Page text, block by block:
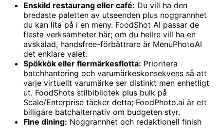
Enskild restaurang eller café: Du vill ha den
bredaste paletten av utseenden plus noggrannhet
du kan lita på i en meny. FoodShot AI passar de
flesta verksamheter här; om du hellre vill ha en
avskalad, handsfree-förbättrare är MenuPhotoAI
det enklare valet.
Spökkök eller flermärkesflotta: Prioritera
batchhantering och varumärkeskonsekvens så att
varje virtuellt varumärke ser distinkt men enhetligt
ut. FoodShots stilbibliotek plus bulk på
Scale/Enterprise täcker detta; FoodPhoto.ai är ett
billigare batchalternativ om budgeten styr.
Fine dining: Noggrannhet och redaktionell finish